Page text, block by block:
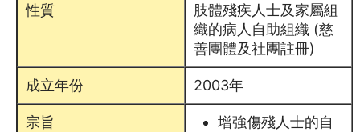
性質
肢體殘疾人士及家屬組
織的病人自助組織 (慈
善團體及社團註冊)
成立年份 2003年
宗旨
增強傷殘人士的自